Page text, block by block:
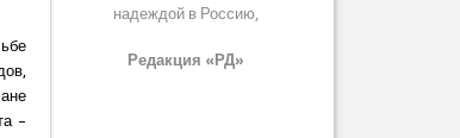
–
надеждой в Россию,
Редакция «РД»